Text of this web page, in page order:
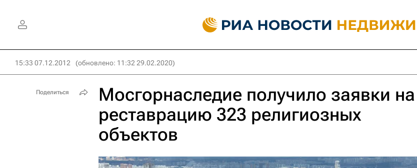
15:33 07.12.2012 (обновлено: 11:32 29.02.2020)
Мосгорнаследие получило заявки на
реставрацию 323 религиозных
объектов
Поделиться